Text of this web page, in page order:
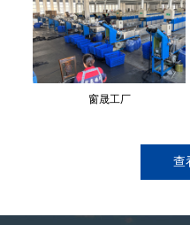
窗晟工厂
查